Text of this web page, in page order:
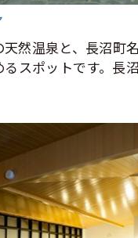
然温泉と、長沼町
スポットです。長